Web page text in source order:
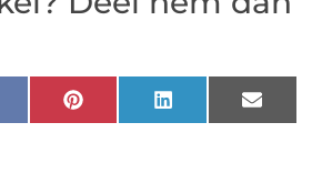
Pinterest LinkedIn Email